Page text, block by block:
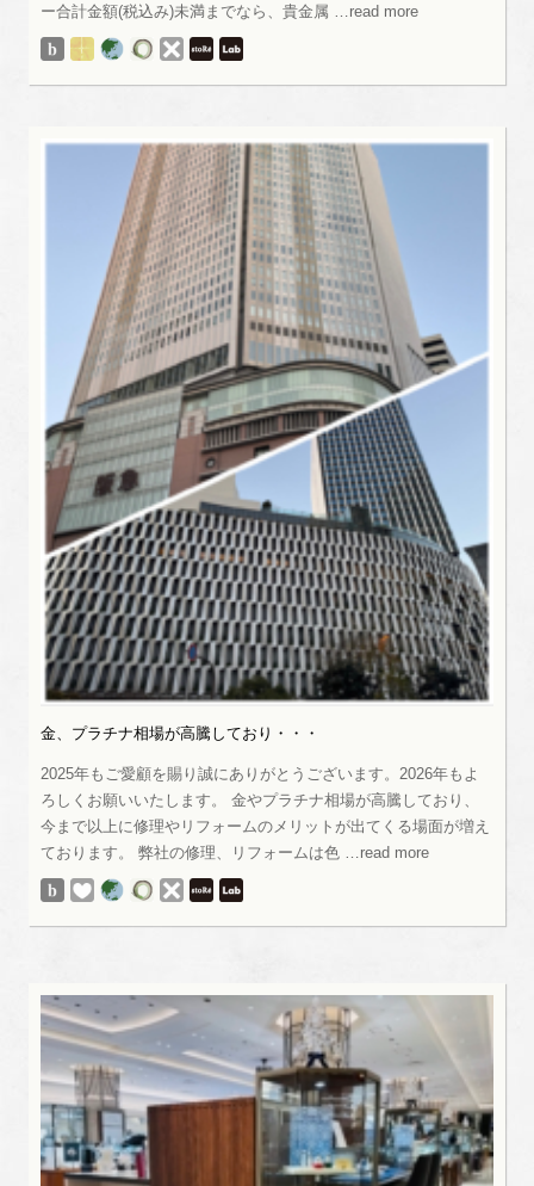
ー合計金額(税込み)未満までなら、貴金属 …read more
金、プラチナ相場が高騰しており・・・
2025年もご愛顧を賜り誠にありがとうございます。2026年もよ
ろしくお願いいたします。 金やプラチナ相場が高騰しており、
今まで以上に修理やリフォームのメリットが出てくる場面が増え
ております。 弊社の修理、リフォームは色 …read more